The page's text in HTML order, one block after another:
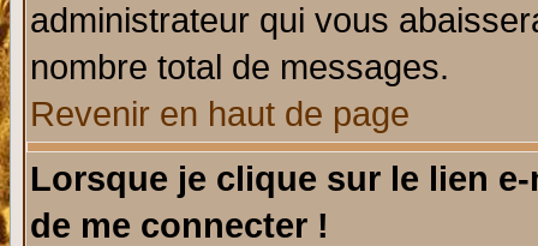
administrateur qui vous
nombre total de messages.
Revenir en haut de page
Lorsque je clique sur le lien
de me connecter !